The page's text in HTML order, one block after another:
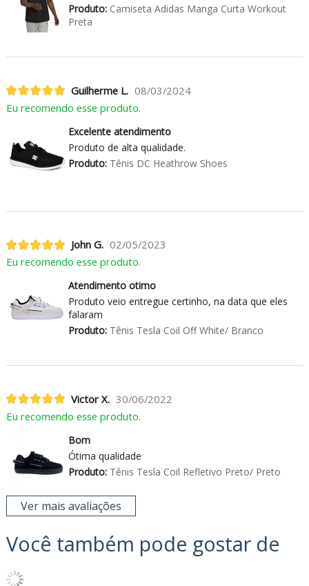
Produto:Camiseta Adidas Manga Curta Workout
Preta
Guilherme L. 08/03/2024
Eu recomendo esse produto.
Excelente atendimento
Produto de alta qualidade.
Produto:Tênis DC Heathrow Shoes
John G. 02/05/2023
Eu recomendo esse produto.
Atendimento otimo
Produto veio entregue certinho, na data que eles
falaram
Produto:Tênis Tesla Coil Off White/ Branco
Victor X. 30/06/2022
Eu recomendo esse produto.
Bom
Ótima qualidade
Produto:Tênis Tesla Coil Refletivo Preto/ Preto
Ver mais avaliações
Você também pode gostar de